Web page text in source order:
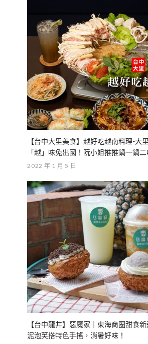
【台中大里美食】越好吃越南料理-大
「越」味免出國！阮小姐推推鍋一鍋二
2022 年 1 月 5 日
【台中龍井】惡魔家｜東海商圈甜食
泥泡芙搭特色手搖，消暑好味！